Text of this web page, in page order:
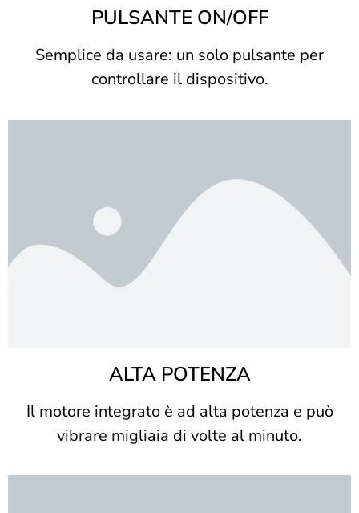
PULSANTE ON/OFF
Semplice da usare: un solo pulsante per
controllare il dispositivo.
ALTA POTENZA
Il motore integrato è ad alta potenza e può
vibrare migliaia di volte al minuto.